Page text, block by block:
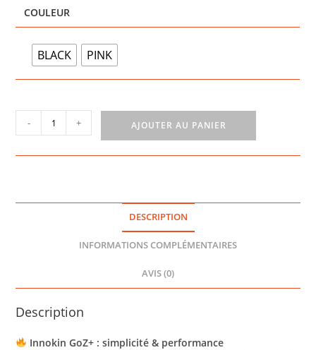
COULEUR
BLACK PINK
quantité
de
- + AJOUTER AU PANIER
DESCRIPTION
INFORMATIONS COMPLÉMENTAIRES
AVIS (0)
Description
Innokin GoZ+ : simplicité & performance